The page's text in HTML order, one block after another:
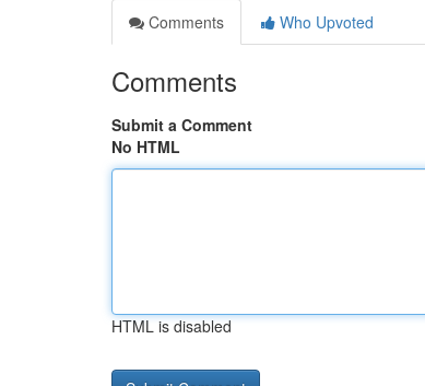
Comments
Who Upvoted
Comments
Submit a Comment
No HTML
HTML is disabled